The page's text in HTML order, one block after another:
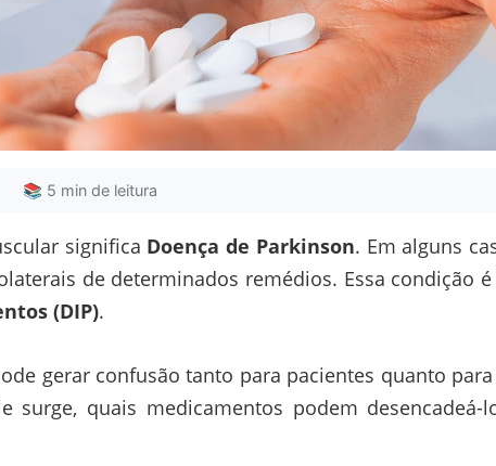
📚 5 min de leitura
significa Doença de Parkinson. Em alguns
de determinados remédios. Essa condição
(DIP).
gerar confusão tanto para pacientes quanto
surge, quais medicamentos podem desencadeá-